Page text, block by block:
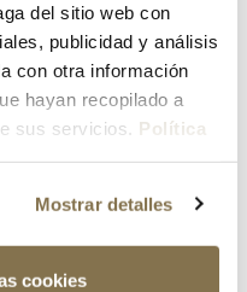
del sitio web con
publicidad y análisis
con otra información
hayan recopilado a
sus servicios. Política
Mostrar detalles
cookies